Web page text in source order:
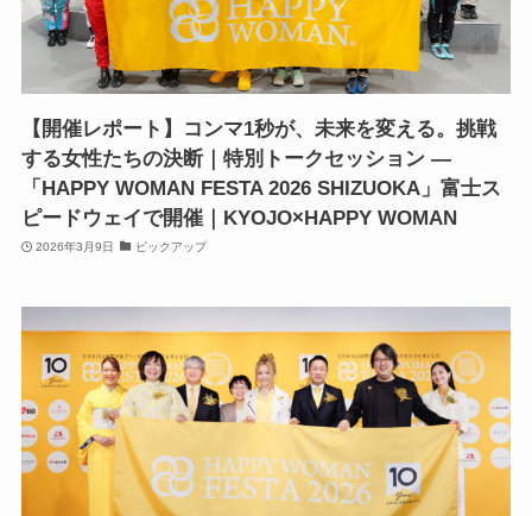
【開催レポート】コンマ1秒が、未来を変える。挑戦
する女性たちの決断｜特別トークセッション —
「HAPPY WOMAN FESTA 2026 SHIZUOKA」富士ス
ピードウェイで開催｜KYOJO×HAPPY WOMAN
2026年3月9日 ピックアップ